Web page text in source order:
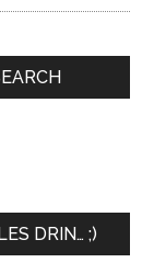
DRIN… ;)